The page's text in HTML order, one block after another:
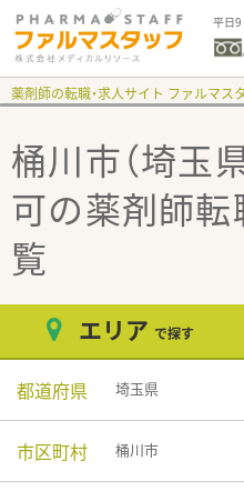
平日9
薬剤師の転職・求人サイト ファルマス
桶川市（埼玉
可の薬剤師転
覧
エリア で探す
都道府県 埼玉県
市区町村 桶川市